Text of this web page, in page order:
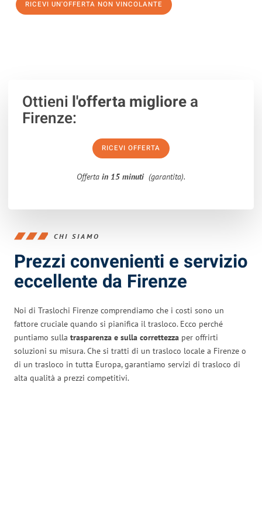
RICEVI UN'OFFERTA NON VINCOLANTE
Ottieni l'offerta migliorea
Firenze:
RICEVI OFFERTA
Offerta in 15 minuti (garantita).
CHI SIAMO
Prezzi convenienti e servizio
eccellente da Firenze
Noi di Traslochi Firenze comprendiamo che i costi sono un
fattore cruciale quando si pianifica il trasloco. Ecco perché
puntiamo sulla trasparenza e sulla correttezza per offrirti
soluzioni su misura. Che si tratti di un trasloco locale a Firenze o
di un trasloco in tutta Europa, garantiamo servizi di trasloco di
alta qualità a prezzi competitivi.